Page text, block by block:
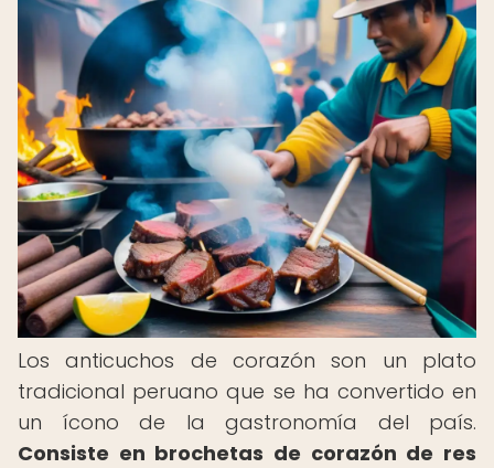
Los anticuchos de corazón son un plato
tradicional peruano que se ha convertido en
un ícono de la gastronomía del país.
Consiste en brochetas de corazón de res